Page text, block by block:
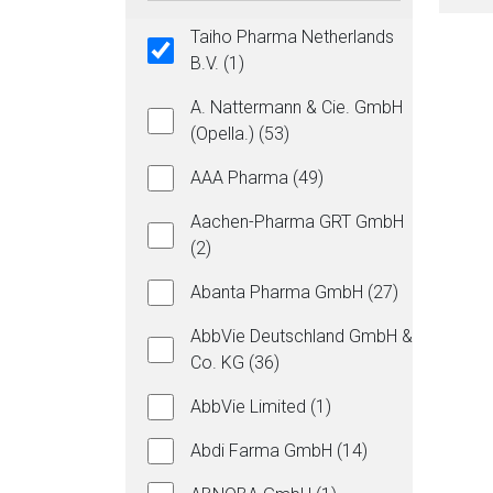
Taiho Pharma Netherlands
B.V. (1)
A. Nattermann & Cie. GmbH
(Opella.) (53)
AAA Pharma (49)
Aachen-Pharma GRT GmbH
(2)
Abanta Pharma GmbH (27)
AbbVie Deutschland GmbH &
Co. KG (36)
AbbVie Limited (1)
Abdi Farma GmbH (14)